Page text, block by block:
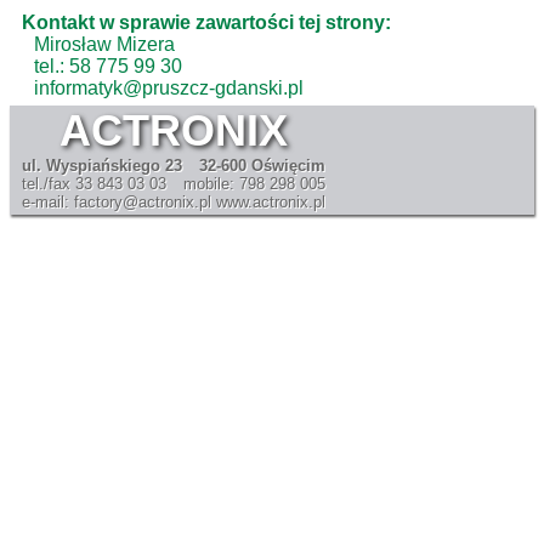
Kontakt w sprawie zawartości tej strony:
Mirosław Mizera
tel.: 58 775 99 30
informatyk@pruszcz-gdanski.pl
ACTRONIX
ul. Wyspiańskiego 23
tel./fax 33 843 03 03
e-mail: factory@actronix.pl
32-600 Oświęcim
mobile: 798 298 005
www.actronix.pl